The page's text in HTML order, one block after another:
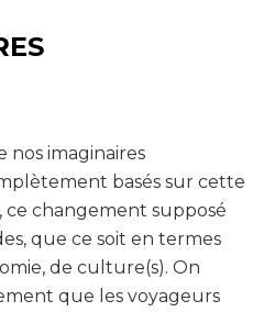
nos imaginaires
basés sur cette
changement supposé
que ce soit en termes
de culture(s). On
que les voyageurs